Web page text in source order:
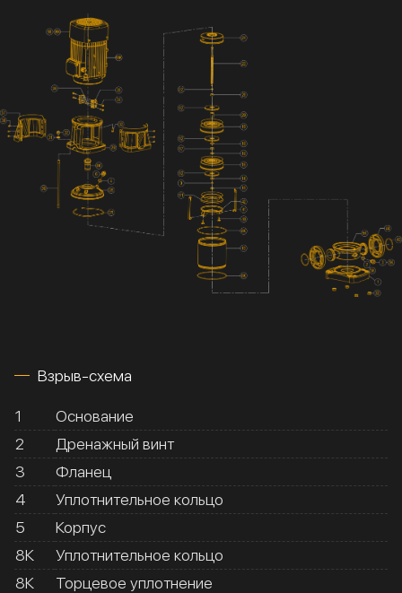
Взрыв-схема
1
Основание
2
Дренажный винт
3
Фланец
4
Уплотнительное кольцо
5
Корпус
8К
Уплотнительное кольцо
8К
Торцевое уплотнение